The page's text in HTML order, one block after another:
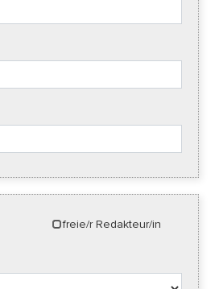
freie/r Redakteur/in